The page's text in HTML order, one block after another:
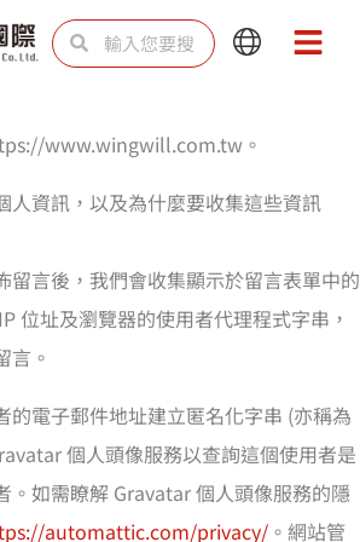
搜
尋 尋
Main
Main
www.wingwill.com.tw。
人資訊，以及為什麼要收集這些資訊
留言後，我們會收集顯示於留言表單中的
位址及瀏覽器的使用者代理程式字串，
言。
的電子郵件地址建立匿名化字串 (亦稱為
個人頭像服務以查詢這個使用者是
。如需瞭解 Gravatar 個人頭像服務的隱
automattic.com/privacy/ 。網站管